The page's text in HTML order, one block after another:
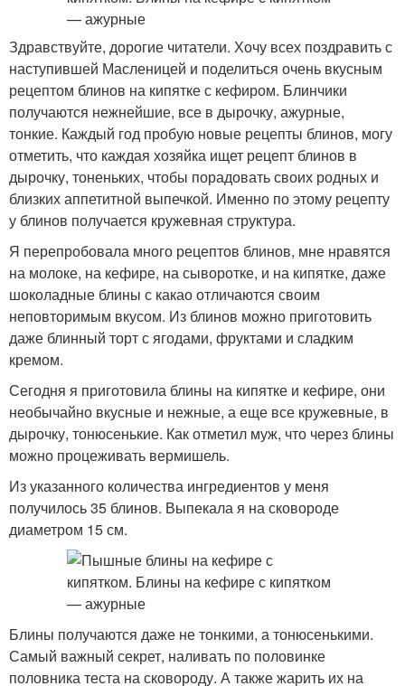
Здравствуйте, дорогие читатели. Хочу всех поздравить с
наступившей Масленицей и поделиться очень вкусным
рецептом блинов на кипятке с кефиром. Блинчики
получаются нежнейшие, все в дырочку, ажурные,
тонкие. Каждый год пробую новые рецепты блинов, могу
отметить, что каждая хозяйка ищет рецепт блинов в
дырочку, тоненьких, чтобы порадовать своих родных и
близких аппетитной выпечкой. Именно по этому рецепту
у блинов получается кружевная структура.
Я перепробовала много рецептов блинов, мне нравятся
на молоке, на кефире, на сыворотке, и на кипятке, даже
шоколадные блины с какао отличаются своим
неповторимым вкусом. Из блинов можно приготовить
даже блинный торт с ягодами, фруктами и сладким
кремом.
Сегодня я приготовила блины на кипятке и кефире, они
необычайно вкусные и нежные, а еще все кружевные, в
дырочку, тонюсенькие. Как отметил муж, что через блины
можно процеживать вермишель.
Из указанного количества ингредиентов у меня
получилось 35 блинов. Выпекала я на сковороде
диаметром 15 см.
Блины получаются даже не тонкими, а тонюсенькими.
Самый важный секрет, наливать по половинке
половника теста на сковороду. А также жарить их на